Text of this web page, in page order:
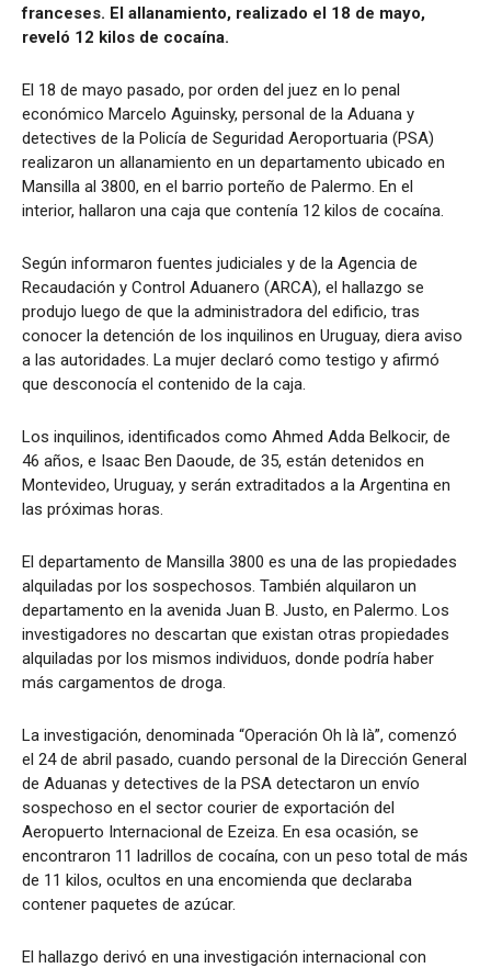
franceses. El allanamiento, realizado el 18 de mayo,
reveló 12 kilos de cocaína.
El 18 de mayo pasado, por orden del juez en lo penal
económico Marcelo Aguinsky, personal de la Aduana y
detectives de la Policía de Seguridad Aeroportuaria (PSA)
realizaron un allanamiento en un departamento ubicado en
Mansilla al 3800, en el barrio porteño de Palermo. En el
interior, hallaron una caja que contenía 12 kilos de cocaína.
Según informaron fuentes judiciales y de la Agencia de
Recaudación y Control Aduanero (ARCA), el hallazgo se
produjo luego de que la administradora del edificio, tras
conocer la detención de los inquilinos en Uruguay, diera aviso
a las autoridades. La mujer declaró como testigo y afirmó
que desconocía el contenido de la caja.
Los inquilinos, identificados como Ahmed Adda Belkocir, de
46 años, e Isaac Ben Daoude, de 35, están detenidos en
Montevideo, Uruguay, y serán extraditados a la Argentina en
las próximas horas.
El departamento de Mansilla 3800 es una de las propiedades
alquiladas por los sospechosos. También alquilaron un
departamento en la avenida Juan B. Justo, en Palermo. Los
investigadores no descartan que existan otras propiedades
alquiladas por los mismos individuos, donde podría haber
más cargamentos de droga.
La investigación, denominada “Operación Oh là là”, comenzó
el 24 de abril pasado, cuando personal de la Dirección General
de Aduanas y detectives de la PSA detectaron un envío
sospechoso en el sector courier de exportación del
Aeropuerto Internacional de Ezeiza. En esa ocasión, se
encontraron 11 ladrillos de cocaína, con un peso total de más
de 11 kilos, ocultos en una encomienda que declaraba
contener paquetes de azúcar.
El hallazgo derivó en una investigación internacional con